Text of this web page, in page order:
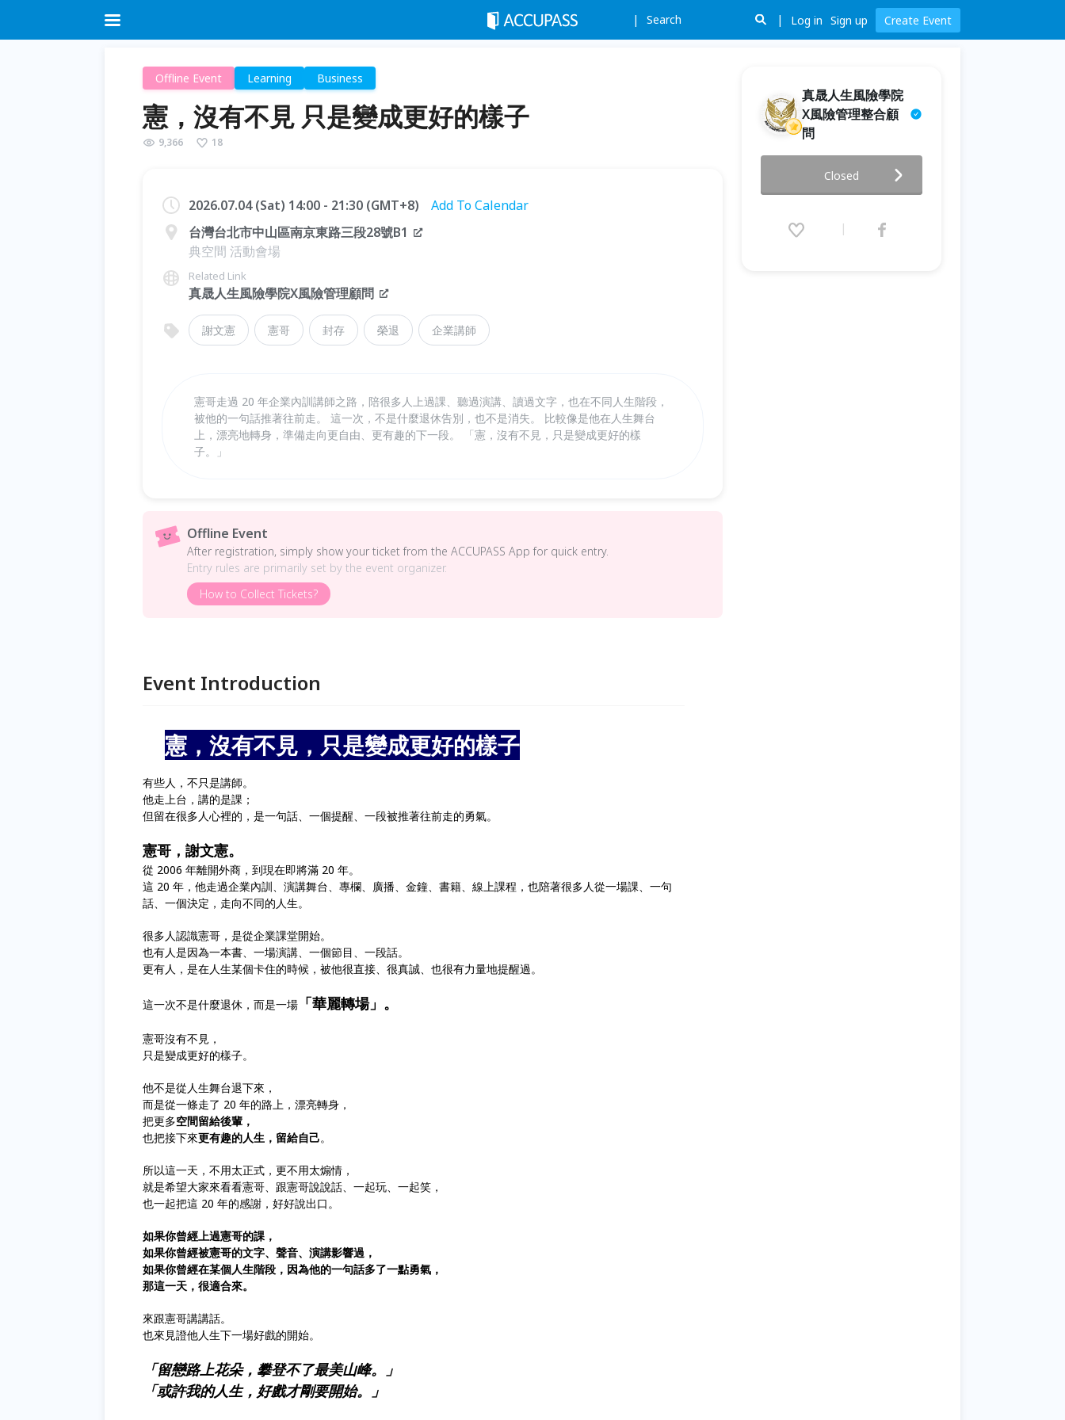
Search Log in Sign up Create Event
Offline Event Learning Business
憲，沒有不見 只是變成更好的樣子
9,366 18
2026.07.04 (Sat) 14:00 - 21:30 (GMT+8)
Add To Calendar
台灣台北市中山區南京東路三段28號B1
典空間 活動會場
Related Link
真晟人生風險學院X風險管理顧問
謝文憲 憲哥 封存 榮退 企業講師
憲哥走過 20 年企業內訓講師之路，陪很多人上過課、聽過演講、讀過文字，也在不同人生階段，
被他的一句話推著往前走。 這一次，不是什麼退休告別，也不是消失。 比較像是他在人生舞台
上，漂亮地轉身，準備走向更自由、更有趣的下一段。 「憲，沒有不見，只是變成更好的樣
子。」
Offline Event
After registration, simply show your ticket from the ACCUPASS App for quick entry.
Entry rules are primarily set by the event organizer.
How to Collect Tickets?
Event Introduction
憲，沒有不見，只是變成更好的樣子
有些人，不只是講師。
他走上台，講的是課；
但留在很多人心裡的，是一句話、一個提醒、一段被推著往前走的勇氣。
憲哥，謝文憲。
從 2006 年離開外商，到現在即將滿 20 年。
這 20 年，他走過企業內訓、演講舞台、專欄、廣播、金鐘、書籍、線上課程，也陪著很多人從一場課、一句
話、一個決定，走向不同的人生。
很多人認識憲哥，是從企業課堂開始。
也有人是因為一本書、一場演講、一個節目、一段話。
更有人，是在人生某個卡住的時候，被他很直接、很真誠、也很有力量地提醒過。
這一次不是什麼退休，而是一場 「華麗轉場」。
憲哥沒有不見，
只是變成更好的樣子。
他不是從人生舞台退下來，
而是從一條走了 20 年的路上，漂亮轉身，
把更多空間留給後輩，
也把接下來更有趣的人生，留給自己。
所以這一天，不用太正式，更不用太煽情，
就是希望大家來看看憲哥、跟憲哥說說話、一起玩、一起笑，
也一起把這 20 年的感謝，好好說出口。
如果你曾經上過憲哥的課，
如果你曾經被憲哥的文字、聲音、演講影響過，
如果你曾經在某個人生階段，因為他的一句話多了一點勇氣，
那這一天，很適合來。
來跟憲哥講講話。
也來見證他人生下一場好戲的開始。
「留戀路上花朵，攀登不了最美山峰。」
「或許我的人生，好戲才剛要開始。」
真晟人生風險學院
X風險管理整合顧
問
2026.07.04 (Sat) 14:00 - 21:30
Closed